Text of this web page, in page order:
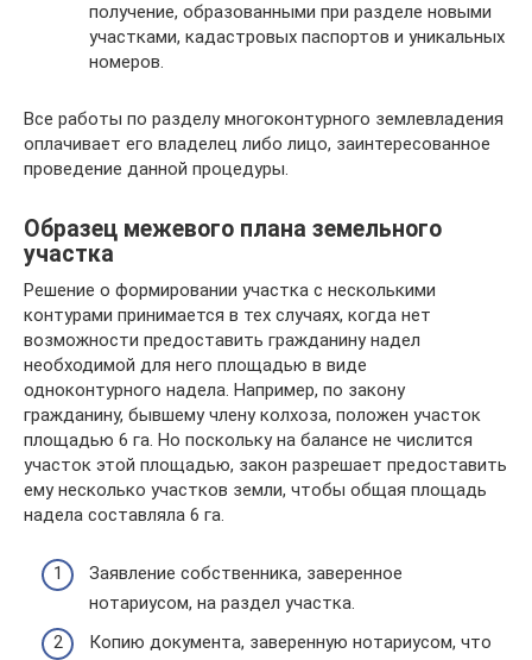
получение, образованными при разделе новыми
участками, кадастровых паспортов и уникальных
номеров.
Все работы по разделу многоконтурного землевладения
оплачивает его владелец либо лицо, заинтересованное
проведение данной процедуры.
Образец межевого плана земельного
участка
Решение о формировании участка с несколькими
контурами принимается в тех случаях, когда нет
возможности предоставить гражданину надел
необходимой для него площадью в виде
одноконтурного надела. Например, по закону
гражданину, бывшему члену колхоза, положен участок
площадью 6 га. Но поскольку на балансе не числится
участок этой площадью, закон разрешает предоставить
ему несколько участков земли, чтобы общая площадь
надела составляла 6 га.
Заявление собственника, заверенное
нотариусом, на раздел участка.
Копию документа, заверенную нотариусом, что